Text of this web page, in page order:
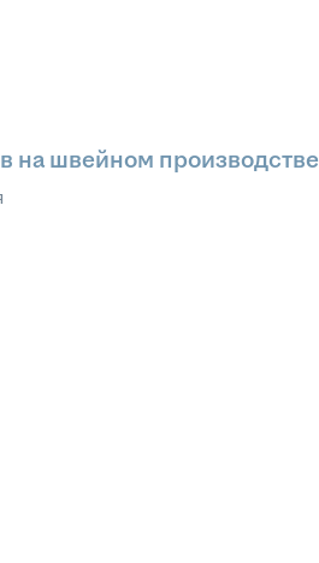
на швейном производстве